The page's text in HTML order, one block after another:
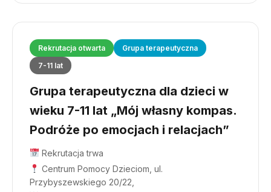
Rekrutacja otwarta
Grupa terapeutyczna
7-11 lat
Grupa terapeutyczna dla dzieci w
wieku 7-11 lat „Mój własny kompas.
Podróże po emocjach i relacjach”
Rekrutacja trwa
Centrum Pomocy Dzieciom, ul.
Przybyszewskiego 20/22,